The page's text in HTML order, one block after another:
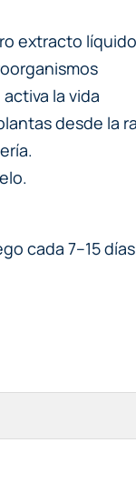
extracto
la vida
desde la
cada 7–15